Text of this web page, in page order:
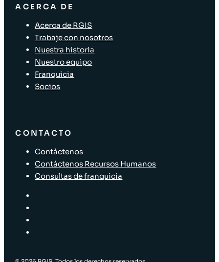
ACERCA DE
Acerca de RGIS
Trabaje con nosotros
Nuestra historia
Nuestro equipo
Franquicia
Socios
CONTACTO
Contáctenos
Contáctenos Recursos Humanos
Consultas de franquicia